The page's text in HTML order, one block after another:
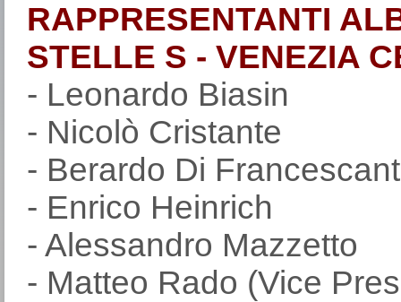
RAPPRESENTANTI
STELLE S - VENEZIA
- Leonardo Biasin
- Nicolò Cristante
- Berardo Di
- Enrico Heinrich
- Alessandro Mazzetto
- Matteo Rado (Vice